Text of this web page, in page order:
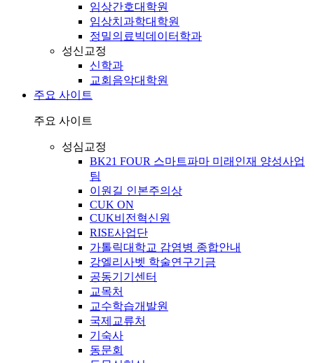
임상간호대학원
임상치과학대학원
정밀의료빅데이터학과
성신교정
신학과
교회음악대학원
주요 사이트
주요 사이트
성심교정
BK21 FOUR 스마트파마 미래인재 양성사업
팀
이원길 인본주의상
CUK ON
CUK비전혁신원
RISE사업단
가톨릭대학교 감염병 종합안내
강엘리사벳 학술연구기금
공동기기센터
교목처
교수학습개발원
국제교류처
기숙사
동문회